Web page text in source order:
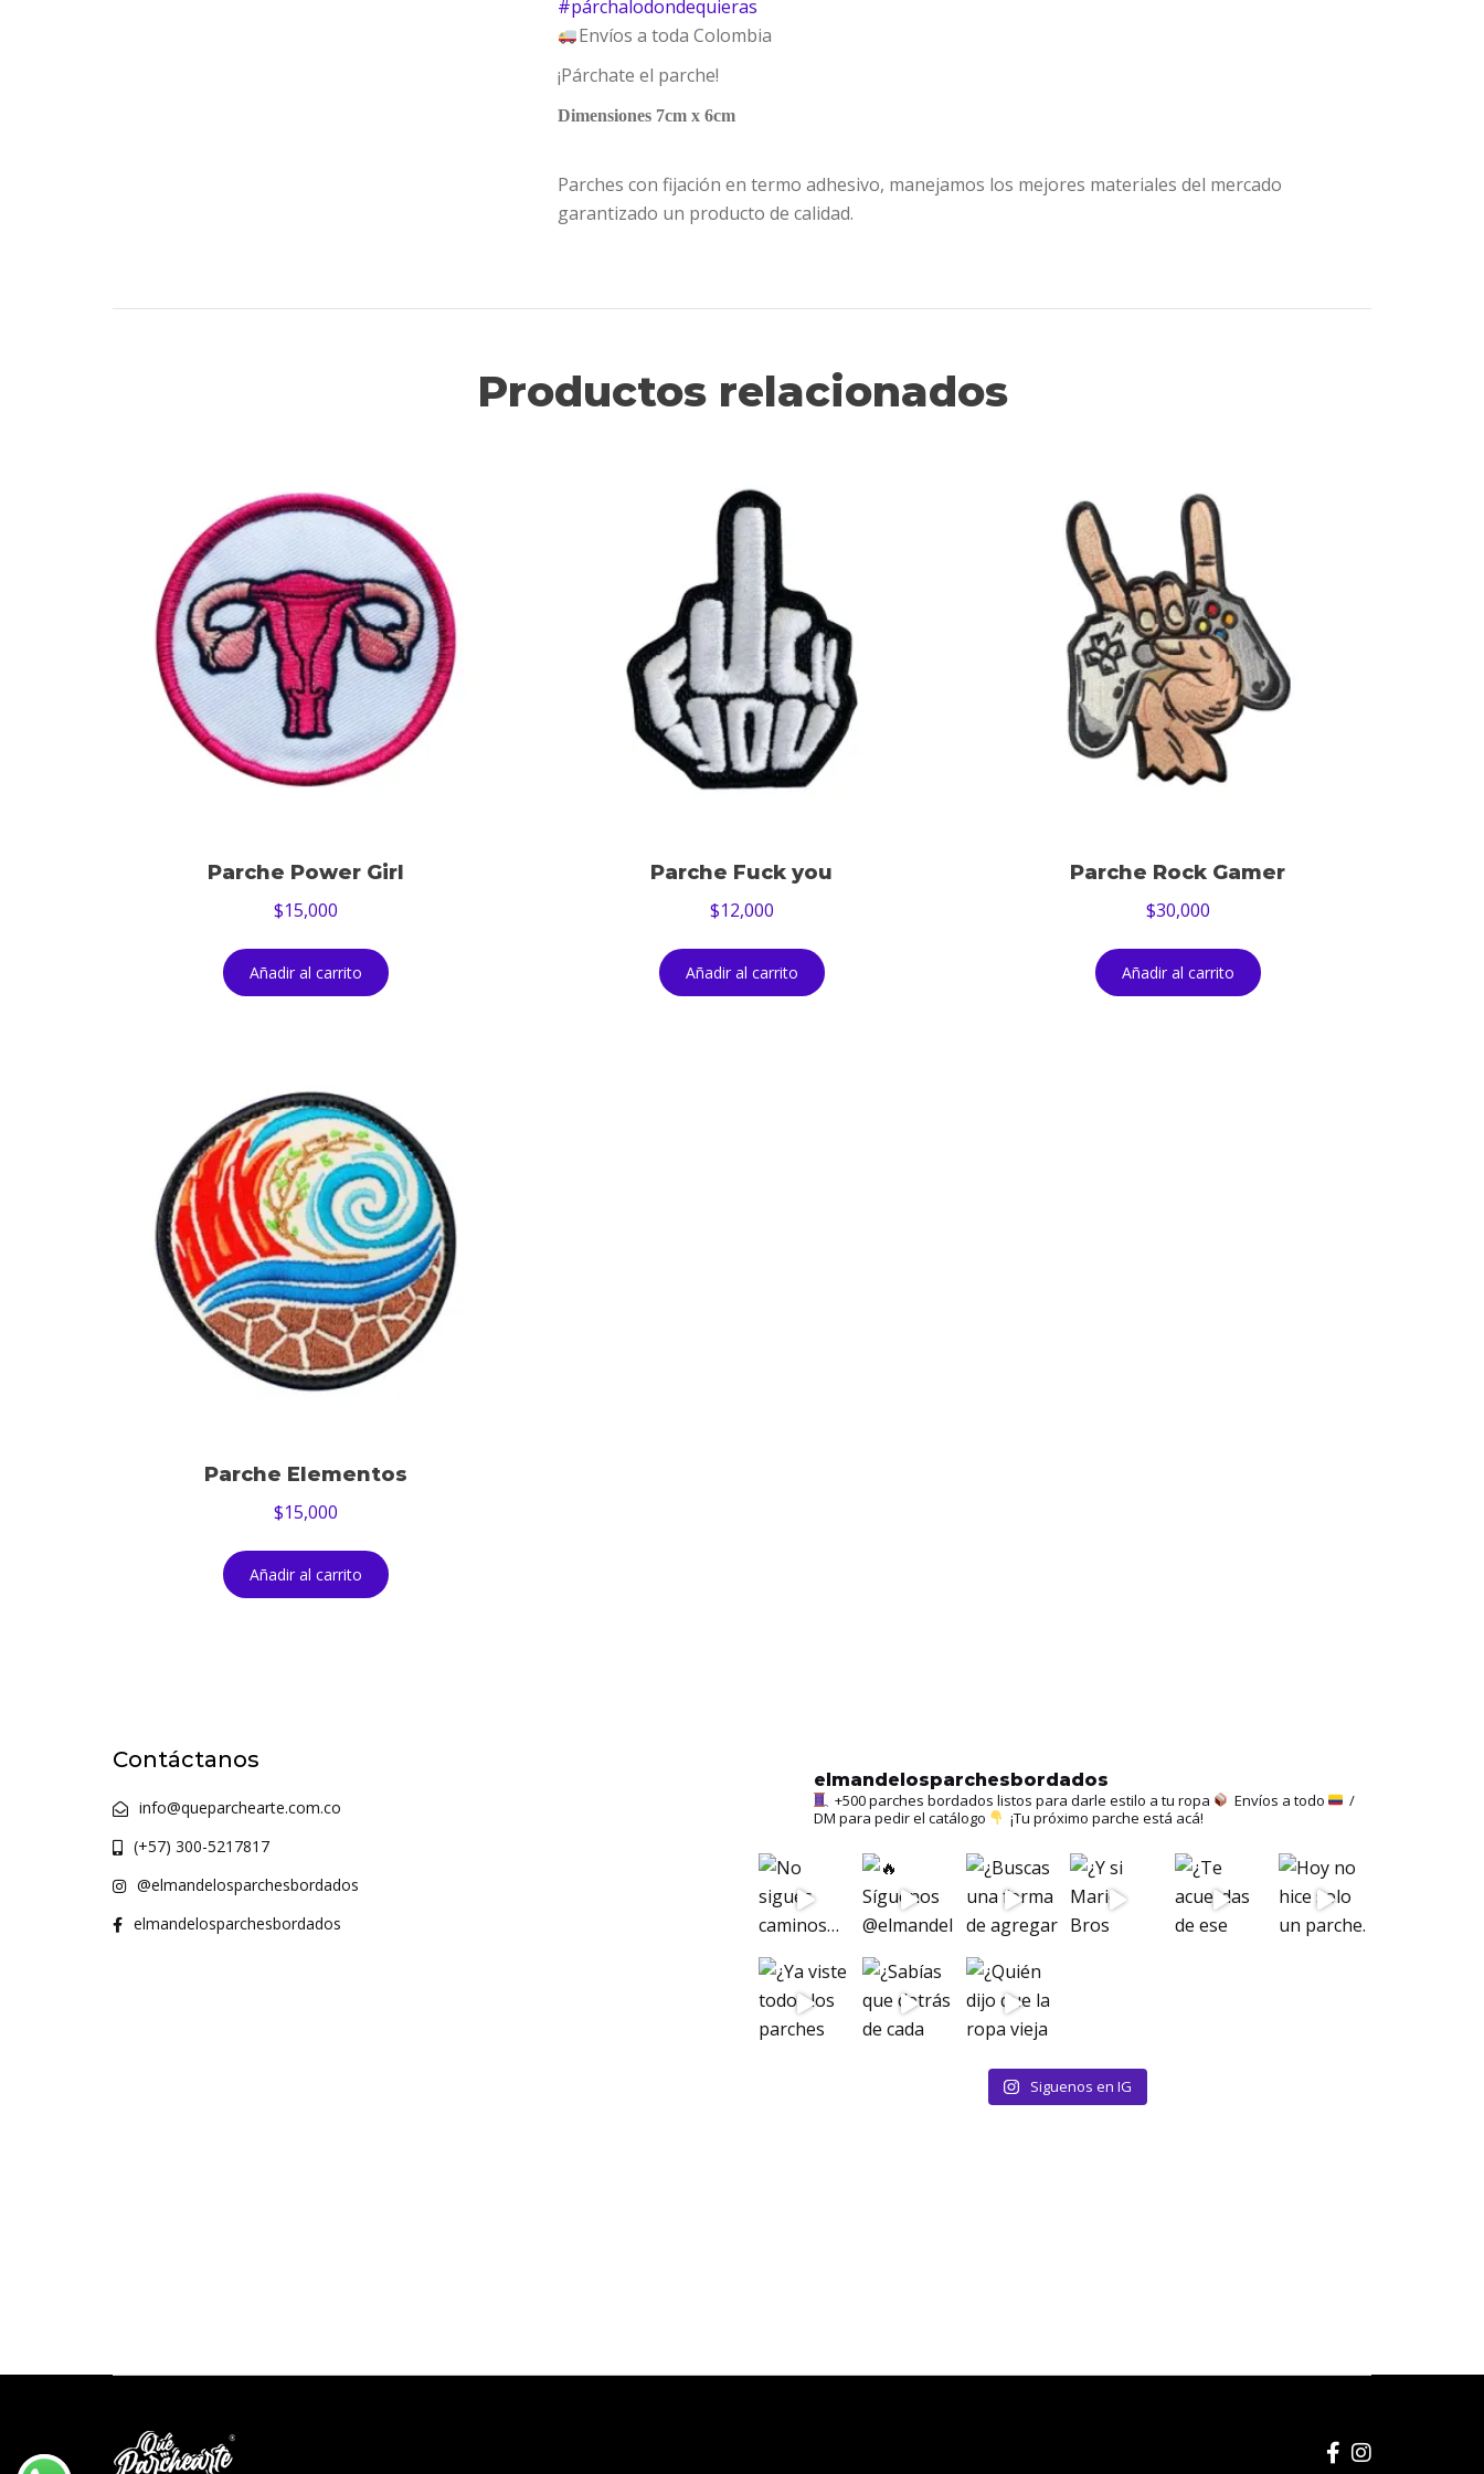
#párchalodondequieras
Envíos a toda Colombia
¡Párchate el parche!
Dimensiones 7cm x 6cm
Parches con fijación en termo adhesivo, manejamos los mejores materiales del mercado
garantizado un producto de calidad.
Productos relacionados
Parche Power Girl
$15,000
Añadir al carrito
Parche Fuck you
$12,000
Añadir al carrito
Parche Rock Gamer
$30,000
Añadir al carrito
Parche Elementos
$15,000
Añadir al carrito
Contáctanos
info@queparchearte.com.co
(+57) 300-5217817
@elmandelosparchesbordados
elmandelosparchesbordados
elmandelosparchesbordados
+500 parches bordados listos para darle estilo a tu ropa Envíos a todo
/
DM para pedir el catálogo
¡Tu próximo parche está acá!
Siguenos en IG